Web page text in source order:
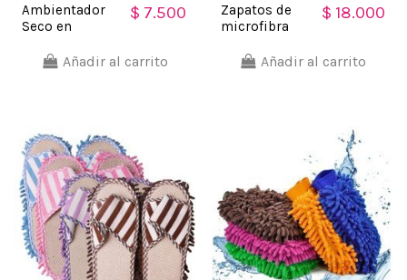
Ambientador
Seco en
de mineral que
$ 7.500
Añadir al carrito
Zapatos de
microfibra
policha
$ 18.000
Añadir al carrito